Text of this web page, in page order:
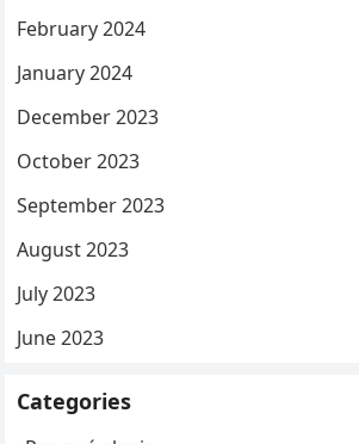
February 2024
January 2024
December 2023
October 2023
September 2023
August 2023
July 2023
June 2023
Categories